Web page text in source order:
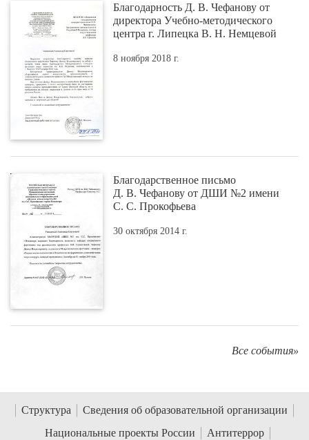
Благодарность Д. В. Чефанову от
директора Учебно-методического
центра г. Липецка В. Н. Немцевой
8 ноября 2018 г.
Благодарственное письмо
Д. В. Чефанову от ДШИ №2 имени
С. С. Прокофьева
30 октября 2014 г.
Все события»
Структура
Сведения об образовательной организации
Национальные проекты России
Антитеррор